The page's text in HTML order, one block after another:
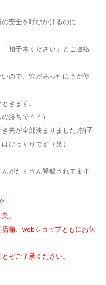
安全を呼びかけるのに
拍子木ください」とご連絡
ので、穴があったほうが便
きます。
勝ちで＾＾）
が全部決まりました♪拍子
びっくりです（笑）
がたくさん登録されてます
。
舗、webショップともにお休
ぞご了承ください。